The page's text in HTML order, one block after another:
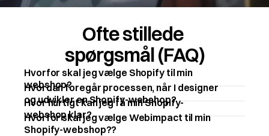
Ofte stillede
spørgsmål (FAQ)
Hvorfor skal jeg vælge Shopify til min
webshop?
Hvordan foregår processen, når I designer
og udvikler en Shopify-webshop?
Hvor hurtigt kan jeg få min Shopify-
webshop klar?
Hvorfor skal jeg vælge Webimpact til min
Shopify-webshop??